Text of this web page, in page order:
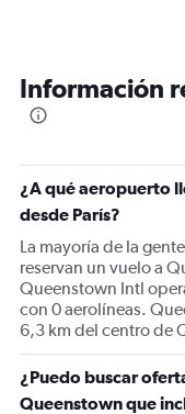
Información
¿A qué aeropuerto
desde París?
La mayoría de la
reservan un vuelo a
Queenstown Intl
con 0 aerolíneas.
6,3 km del centro de
¿Puedo buscar
Queenstown que